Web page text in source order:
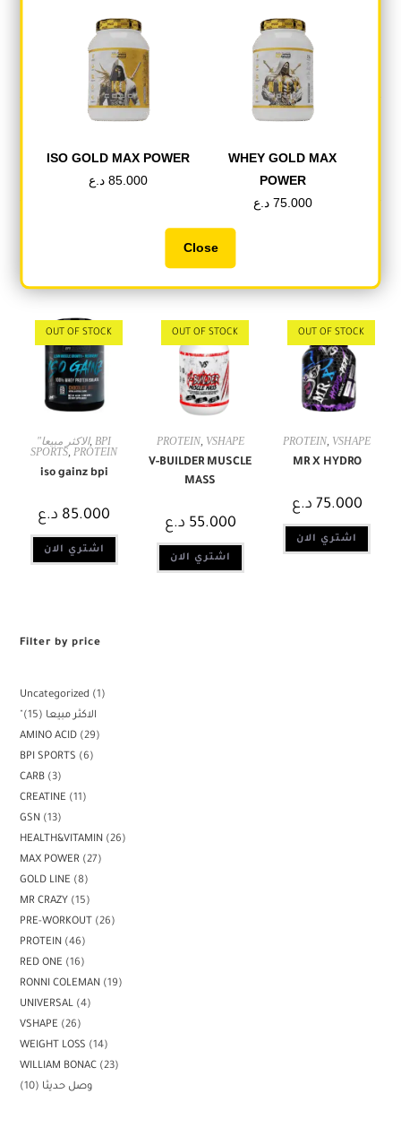
Tweet This Product Share on Facebook
Related products
OUT OF STOCK
"الاكثر مبيعا, BPI
SPORTS PROTEIN
iso gainz bpi
85.000 د.ع
اشتري الان
OUT OF STOCK
PROTEIN, VSHAPE
V-BUILDER MUSCLE
MASS
55.000 د.ع
اشتري الان
OUT OF STOCK
PROTEIN VSHAPE
MR X HYDRO
75.000 د.ع
اشتري الان
Filter by price
Uncategorized
1
"الاكثر مبيعا
15
AMINO ACID
29
BPI SPORTS
6
CARB
3
CREATINE
11
GSN
13
HEALTH&VITAMIN
26
MAX POWER
27
GOLD LINE
8
MR CRAZY
15
PRE-WORKOUT
26
PROTEIN
46
RED ONE
16
RONNI COLEMAN
19
UNIVERSAL
4
VSHAPE
26
WEIGHT LOSS
14
WILLIAM BONAC
23
وصل حديثا
10
ISO GOLD MAX POWER
85.000 د.ع
WHEY GOLD MAX
POWER
75.000 د.ع
Close